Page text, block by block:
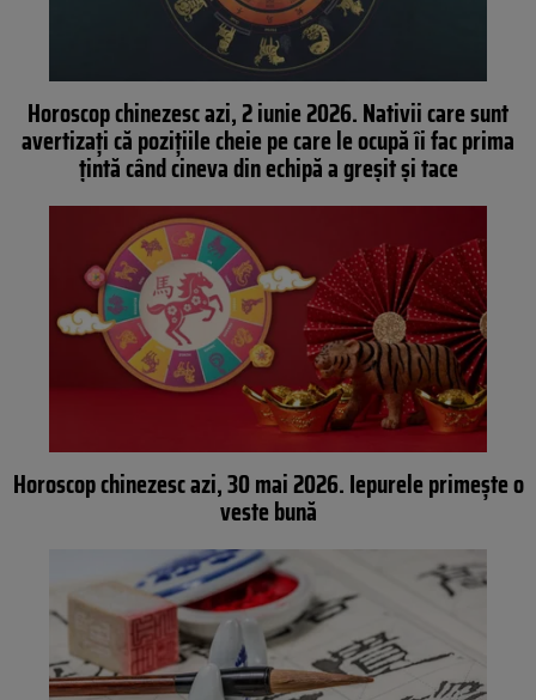
Horoscop chinezesc azi, 2 iunie 2026. Nativii care sunt
avertizați că pozițiile cheie pe care le ocupă îi fac prima
țintă când cineva din echipă a greșit și tace
Horoscop chinezesc azi, 30 mai 2026. Iepurele primește o
veste bună